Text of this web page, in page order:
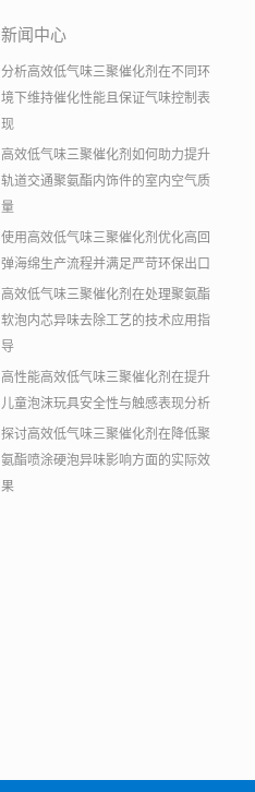
新闻中心
分析高效低气味三聚催化剂在不同环
境下维持催化性能且保证气味控制表
现
高效低气味三聚催化剂如何助力提升
轨道交通聚氨酯内饰件的室内空气质
量
使用高效低气味三聚催化剂优化高回
弹海绵生产流程并满足严苛环保出口
高效低气味三聚催化剂在处理聚氨酯
软泡内芯异味去除工艺的技术应用指
导
高性能高效低气味三聚催化剂在提升
儿童泡沫玩具安全性与触感表现分析
探讨高效低气味三聚催化剂在降低聚
氨酯喷涂硬泡异味影响方面的实际效
果